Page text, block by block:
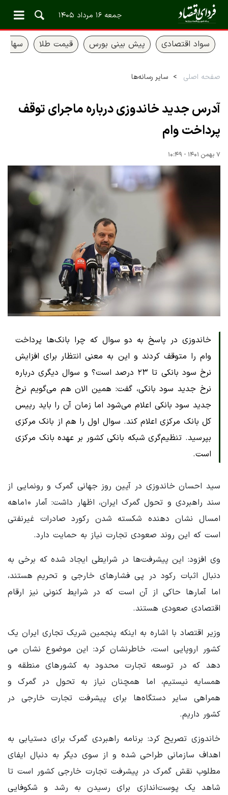
جمعه ۱۶ مرداد ۱۴۰۵
سواد اقتصادی پیش بینی بورس قیمت طلا سهام
صفحه اصلی سایر رسانه‌ها
آدرس جدید خاندوزی درباره ماجرای توقف
پرداخت وام
۷ بهمن ۱۴۰۱ - ۱۰:۴۹
خاندوزی در پاسخ به دو سوال که چرا بانک‌ها پرداخت
وام را متوقف کردند و این به معنی انتظار برای افزایش
نرخ سود بانکی تا ٢٣ درصد است؟ و سوال دیگری درباره
نرخ جدید سود بانکی، گفت: همین الان هم می‌گویم نرخ
جدید سود بانکی اعلام می‌شود اما زمان آن را باید رییس
کل بانک مرکزی اعلام کند. سوال اول را هم از بانک مرکزی
بپرسید. تنظیم‌گری شبکه بانکی کشور بر عهده بانک مرکزی
است.
سید احسان خاندوزی در آیین روز جهانی گمرک و رونمایی از
سند راهبردی و تحول گمرک ایران، اظهار داشت: آمار ۱۰ماهه
امسال نشان دهنده شکسته شدن رکورد صادرات غیرنفتی
است که این روند صعودی تجارت نیاز به حمایت دارد.
وی افزود: این پیشرفت‌ها در شرایطی ایجاد شده که برخی به
دنبال اثبات رکود در پی فشارهای خارجی و تحریم هستند،
اما آمارها حاکی از آن است که در شرایط کنونی نیز ارقام
اقتصادی صعودی هستند.
وزیر اقتصاد با اشاره به اینکه پنجمین شریک تجاری ایران یک
کشور اروپایی است، خاطرنشان کرد: این موضوع نشان می
دهد که در توسعه تجارت محدود به کشورهای منطقه و
همسایه نیستیم، اما همچنان نیاز به تحول در گمرک و
همراهی سایر دستگاه‌ها برای پیشرفت تجارت خارجی در
کشور داریم.
خاندوزی تصریح کرد: برنامه راهبردی گمرک برای دستیابی به
اهداف سازمانی طراحی شده و از سوی دیگر به دنبال ایفای
مطلوب نقش گمرک در پیشرفت تجارت خارجی کشور است تا
شاهد یک پوست‌اندازی برای رسیدن به رشد و شکوفایی